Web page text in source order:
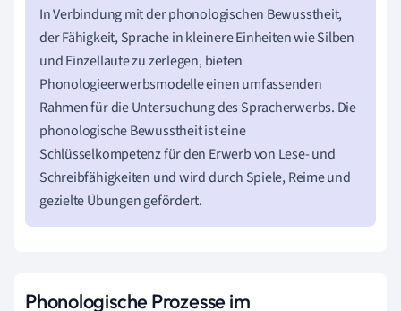
In Verbindung mit der phonologischen Bewusstheit,
der Fähigkeit, Sprache in kleinere Einheiten wie Silben
und Einzellaute zu zerlegen, bieten
Phonologieerwerbsmodelle einen umfassenden
Rahmen für die Untersuchung des Spracherwerbs. Die
phonologische Bewusstheit ist eine
Schlüsselkompetenz für den Erwerb von Lese- und
Schreibfähigkeiten und wird durch Spiele, Reime und
gezielte Übungen gefördert.
Phonologische Prozesse im